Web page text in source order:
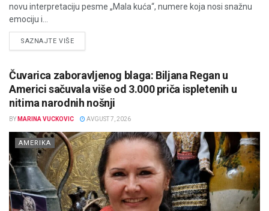
novu interpretaciju pesme „Mala kuća“, numere koja nosi snažnu
emociju i...
SAZNAJTE VIŠEDETAILS
Čuvarica zaboravljenog blaga: Biljana Regan u
Americi sačuvala više od 3.000 priča ispletenih u
nitima narodnih nošnji
BY MARINA VUCKOVIC AVGUST 7, 2026
AMERIKA